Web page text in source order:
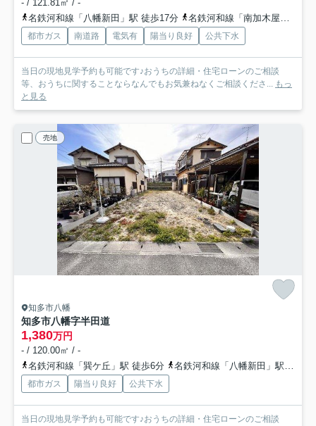
- / 121.81㎡ / -
名鉄河和線「八幡新田」駅 徒歩17分
名鉄河和線「南加木屋」駅 徒歩20分
都市ガス 南道路 電気有 陽当り良好 公共下水
当日の現地見学予約も可能です♪おうちの詳細・住宅ローンのご相談
等、おうちに関することならなんでもお気兼ねなくご相談くださ... もっ
と見る
売地
知多市八幡
知多市八幡字半田道
1,380万円
- / 120.00㎡ / -
名鉄河和線「巽ケ丘」駅 徒歩6分
名鉄河和線「八幡新田」駅 徒歩12分
都市ガス 陽当り良好 公共下水
当日の現地見学予約も可能です♪おうちの詳細・住宅ローンのご相談